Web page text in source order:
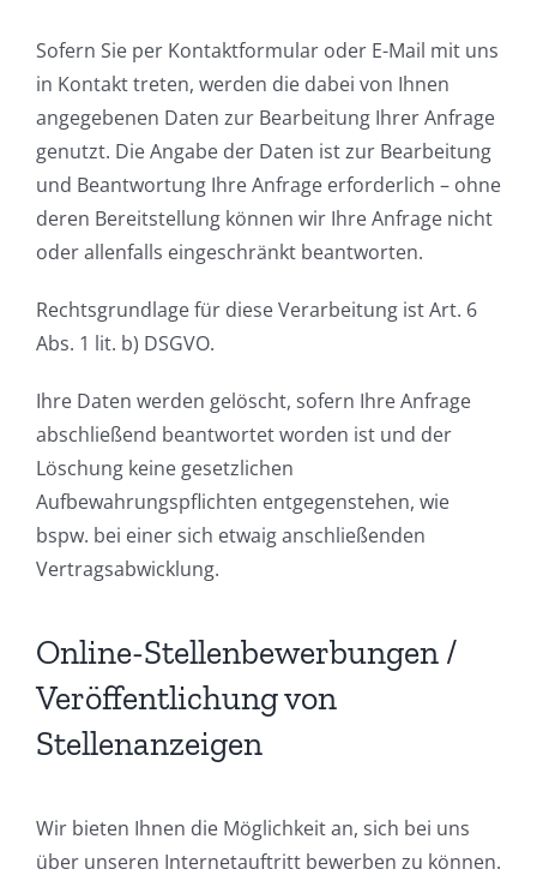
Sofern Sie per Kontaktformular oder E-Mail mit uns
in Kontakt treten, werden die dabei von Ihnen
angegebenen Daten zur Bearbeitung Ihrer Anfrage
genutzt. Die Angabe der Daten ist zur Bearbeitung
und Beantwortung Ihre Anfrage erforderlich – ohne
deren Bereitstellung können wir Ihre Anfrage nicht
oder allenfalls eingeschränkt beantworten.
Rechtsgrundlage für diese Verarbeitung ist Art. 6
Abs. 1 lit. b) DSGVO.
Ihre Daten werden gelöscht, sofern Ihre Anfrage
abschließend beantwortet worden ist und der
Löschung keine gesetzlichen
Aufbewahrungspflichten entgegenstehen, wie
bspw. bei einer sich etwaig anschließenden
Vertragsabwicklung.
Online-Stellenbewerbungen /
Veröffentlichung von
Stellenanzeigen
Wir bieten Ihnen die Möglichkeit an, sich bei uns
über unseren Internetauftritt bewerben zu können.